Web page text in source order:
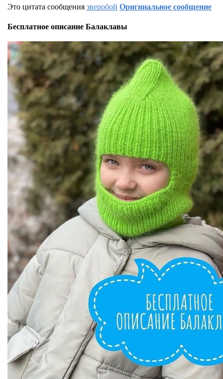
Это цитата сообщениязверобой Оригинальное сообщение
Бесплатное описание Балаклавы